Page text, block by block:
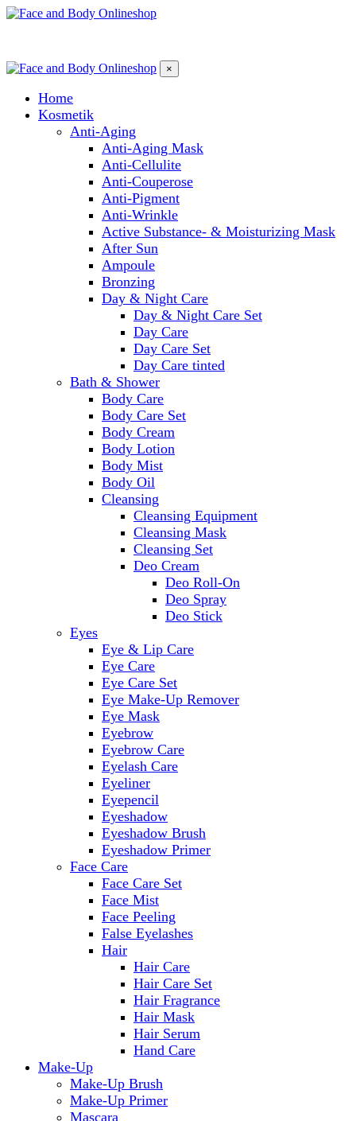
×
Home
Kosmetik
Anti-Aging
Anti-Aging Mask
Anti-Cellulite
Anti-Couperose
Anti-Pigment
Anti-Wrinkle
Active Substance- & Moisturizing Mask
After Sun
Ampoule
Bronzing
Day & Night Care
Day & Night Care Set
Day Care
Day Care Set
Day Care tinted
Bath & Shower
Body Care
Body Care Set
Body Cream
Body Lotion
Body Mist
Body Oil
Cleansing
Cleansing Equipment
Cleansing Mask
Cleansing Set
Deo Cream
Deo Roll-On
Deo Spray
Deo Stick
Eyes
Eye & Lip Care
Eye Care
Eye Care Set
Eye Make-Up Remover
Eye Mask
Eyebrow
Eyebrow Care
Eyelash Care
Eyeliner
Eyepencil
Eyeshadow
Eyeshadow Brush
Eyeshadow Primer
Face Care
Face Care Set
Face Mist
Face Peeling
False Eyelashes
Hair
Hair Care
Hair Care Set
Hair Fragrance
Hair Mask
Hair Serum
Hand Care
Make-Up
Make-Up Brush
Make-Up Primer
Mascara